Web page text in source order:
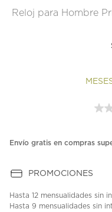
Reloj para Hombre
Envío gratis en compras
PROMOCIONES
Hasta 12 mensualidades sin
Hasta 9 mensualidades sin